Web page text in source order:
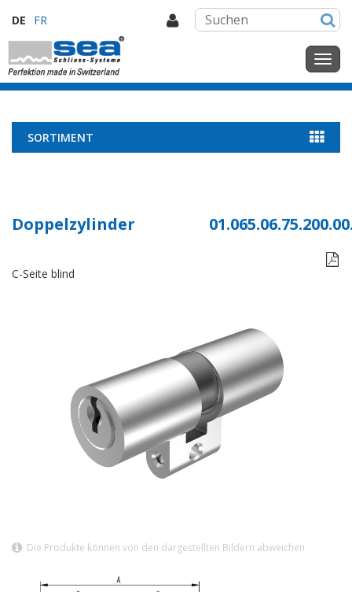
DE FR
SORTIMENT
Doppelzylinder

C-Seite blind
Die Produkte können von den dargestellten Bildern abweichen